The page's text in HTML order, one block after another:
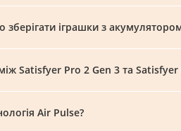
зберігати іграшки з
Satisfyer Pro 2 Gen 3 та
Air Pulse?